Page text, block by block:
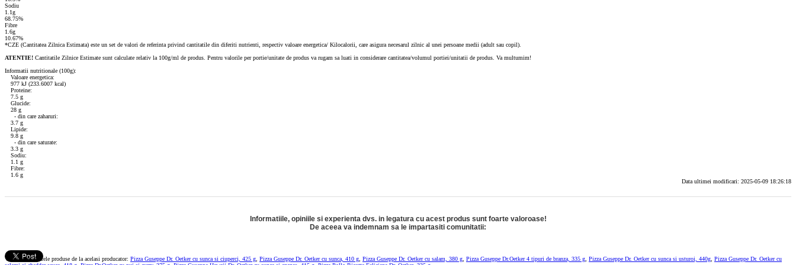
Sodiu
1.1g
68.75%
Fibre
1.6g
10.67%
*CZE (Cantitatea Zilnica Estimata) este un set de valori de referinta privind cantitatile din diferiti nutrienti, respectiv valoare energetica/ Kilocalorii, care asigura necesarul zilnic al unei persoane medii (adult sau copil).
ATENTIE! Cantitatile Zilnice Estimate sunt calculate relativ la 100g/ml de produs. Pentru valorile per portie/unitate de produs va rugam sa luati in considerare cantitatea/volumul portiei/unitatii de produs. Va multumim!
Informatii nutritionale (100g):
Valoare energetica:
977 kJ (233.6007 kcal)
Proteine:
7.5 g
Glucide:
28 g
- din care zaharuri:
3.7 g
Lipide:
9.8 g
- din care saturate:
3.3 g
Sodiu:
1.1 g
Fibre:
1.6 g
Data ultimei modificari: 2025-05-09 18:26:18
Informatiile, opiniile si experienta dvs. in legatura cu acest produs sunt foarte valoroase!
De aceea va indemnam sa le impartasiti comunitatii:
Vezi si urmatoarele produse de la acelasi producator: Pizza Guseppe Dr. Oetker cu sunca si ciuperci, 425 g, Pizza Guseppe Dr. Oetker cu sunca, 410 g, Pizza Guseppe Dr. Oetker cu salam, 380 g, Pizza Guseppe Dr.Oetker 4 tipuri de branza, 335 g, Pizza Guseppe Dr. Oetker cu sunca si usturoi, 440g, Pizza Guseppe Dr. Oetker cu